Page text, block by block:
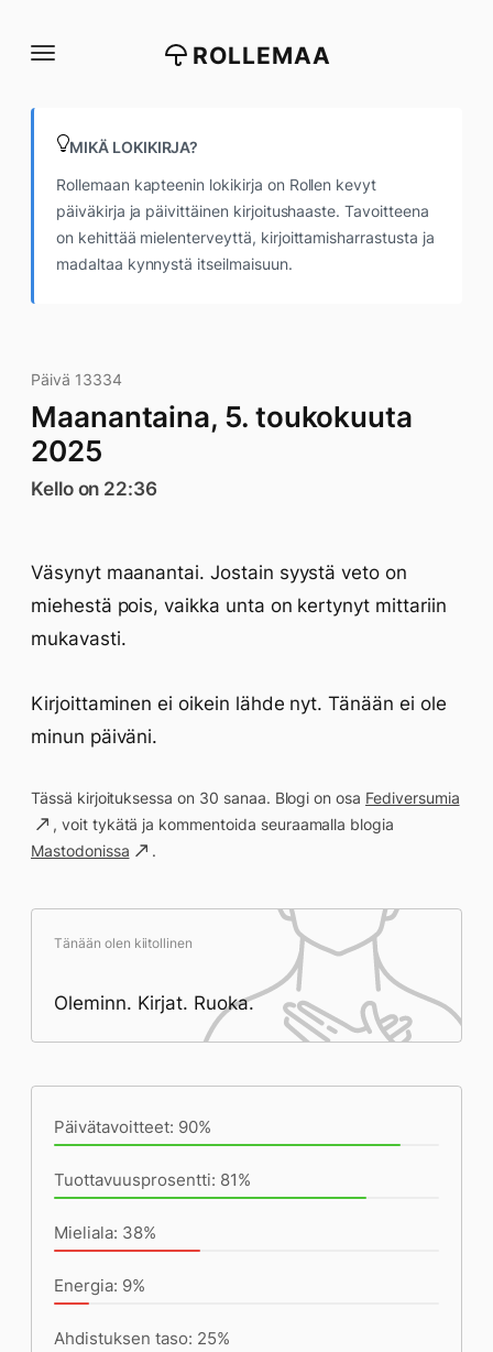
suoraan
ROLLEMAA
MIKÄ LOKIKIRJA?
Rollemaan kapteenin lokikirja on Rollen kevyt
päiväkirja ja päivittäinen kirjoitushaaste. Tavoitteena
on kehittää mielenterveyttä, kirjoittamisharrastusta ja
madaltaa kynnystä itseilmaisuun.
Päivä 13334
Maanantaina, 5. toukokuuta
2025
Kello on 22:36
Väsynyt maanantai. Jostain syystä veto on
miehestä pois, vaikka unta on kertynyt mittariin
mukavasti.
Kirjoittaminen ei oikein lähde nyt. Tänään ei ole
minun päiväni.
Tässä kirjoituksessa on 30 sanaa. Blogi on osa Fediversumia
, voit tykätä ja kommentoida seuraamalla blogia
Mastodonissa
.
Tänään olen kiitollinen
Oleminn. Kirjat. Ruoka.
Päivätavoitteet: 90%
Tuottavuusprosentti: 81%
Mieliala: 38%
Energia: 9%
Ahdistuksen taso: 25%